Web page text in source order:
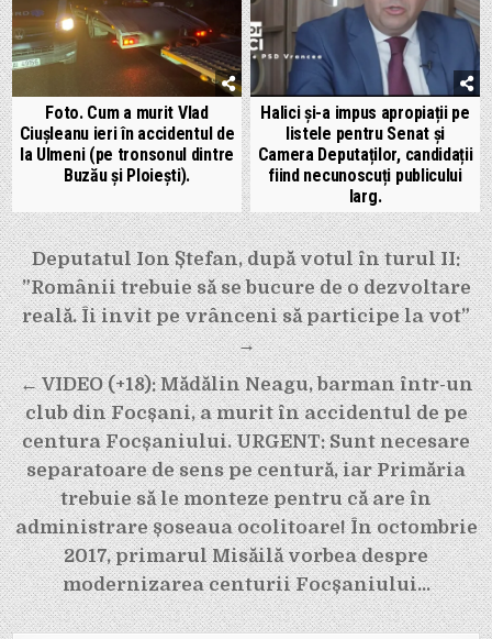
Foto. Cum a murit Vlad
Ciușleanu ieri în accidentul de
la Ulmeni (pe tronsonul dintre
Buzău și Ploiești).
Halici și-a impus apropiații pe
listele pentru Senat și
Camera Deputaților, candidații
fiind necunoscuți publicului
larg.
Navigare
în
articole
Deputatul Ion Ștefan, după votul în turul II:
”Românii trebuie să se bucure de o dezvoltare
reală. Îi invit pe vrânceni să participe la vot”
→
← VIDEO (+18): Mădălin Neagu, barman într-un
club din Focșani, a murit în accidentul de pe
centura Focșaniului. URGENT: Sunt necesare
separatoare de sens pe centură, iar Primăria
trebuie să le monteze pentru că are în
administrare șoseaua ocolitoare! În octombrie
2017, primarul Misăilă vorbea despre
modernizarea centurii Focșaniului…